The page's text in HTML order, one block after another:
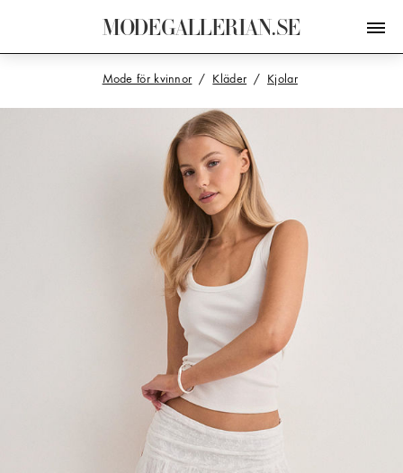
MODEGALLERIAN.SE
Mode för kvinnor Kläder Kjolar